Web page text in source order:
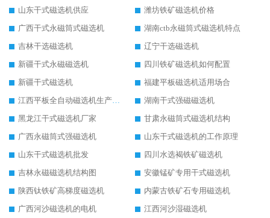
山东干式磁选机供应
潍坊铁矿磁选机价格
广西干式永磁筒式磁选机
湖南ctb永磁筒式磁选机特点
吉林干选磁选机
辽宁干选磁选机
新疆干式永磁磁选机
四川铁矿磁选机如何配置
新疆干式磁选机
福建平板磁选机适用场合
江西平板全自动磁选机生产厂家
湖南干式强磁磁选机
黑龙江干式磁选机厂家
甘肃永磁筒式磁选机结构
广西永磁筒式强磁选机
山东干式磁选机的工作原理
山东干式磁选机批发
四川水选褐铁矿磁选机
吉林永磁磁选机结构图
安徽锰矿专用干式磁选机
陕西钛铁矿高梯度磁选机
内蒙古铁矿石专用磁选机
广西河沙磁选机的电机
江西河沙湿磁选机